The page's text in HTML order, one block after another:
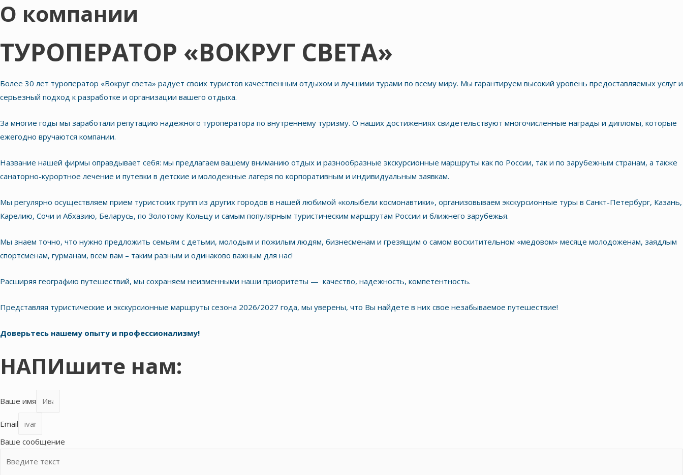
О компании
ТУРОПЕРАТОР «ВОКРУГ СВЕТА»
Более 30 лет туроператор «Вокруг света» радует своих туристов качественным отдыхом и лучшими турами по всему миру. Мы гарантируем высокий уровень предоставляемых услуг и
серьезный подход к разработке и организации вашего отдыха.
За многие годы мы заработали репутацию надёжного туроператора по внутреннему туризму. О наших достижениях свидетельствуют многочисленные награды и дипломы, которые
ежегодно вручаются компании.
Название нашей фирмы оправдывает себя: мы предлагаем вашему вниманию отдых и разнообразные экскурсионные маршруты как по России, так и по зарубежным странам, а также
санаторно-курортное лечение и путевки в детские и молодежные лагеря по корпоративным и индивидуальным заявкам.
Мы регулярно осуществляем прием туристских групп из других городов в нашей любимой «колыбели космонавтики», организовываем экскурсионные туры в Санкт-Петербург, Казань,
Карелию, Сочи и Абхазию, Беларусь, по Золотому Кольцу и самым популярным туристическим маршрутам России и ближнего зарубежья.
Мы знаем точно, что нужно предложить семьям с детьми, молодым и пожилым людям, бизнесменам и грезящим о самом восхитительном «медовом» месяце молодоженам, заядлым
спортсменам, гурманам, всем вам – таким разным и одинаково важным для нас!
Расширяя географию путешествий, мы сохраняем неизменными наши приоритеты — качество, надежность, компетентность.
Представляя туристические и экскурсионные маршруты сезона 2026/2027 года, мы уверены, что Вы найдете в них свое незабываемое путешествие!
Доверьтесь нашему опыту и профессионализму!
НАПИшите нам:
Ваше имя
Email
Ваше сообщение